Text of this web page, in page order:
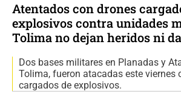
Atentados con drones
explosivos contra unidades
Tolima no dejan heridos ni
Dos bases militares en Planadas y
Tolima, fueron atacadas este viernes
cargados de explosivos.